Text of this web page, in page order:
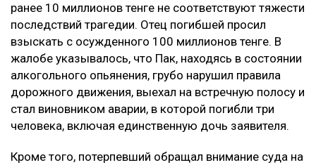
ранее 10 миллионов тенге не соответствуют тяжести
последствий трагедии. Отец погибшей просил
взыскать с осужденного 100 миллионов тенге. В
жалобе указывалось, что Пак, находясь в состоянии
алкогольного опьянения, грубо нарушил правила
дорожного движения, выехал на встречную полосу и
стал виновником аварии, в которой погибли три
человека, включая единственную дочь заявителя.
Кроме того, потерпевший обращал внимание суда на